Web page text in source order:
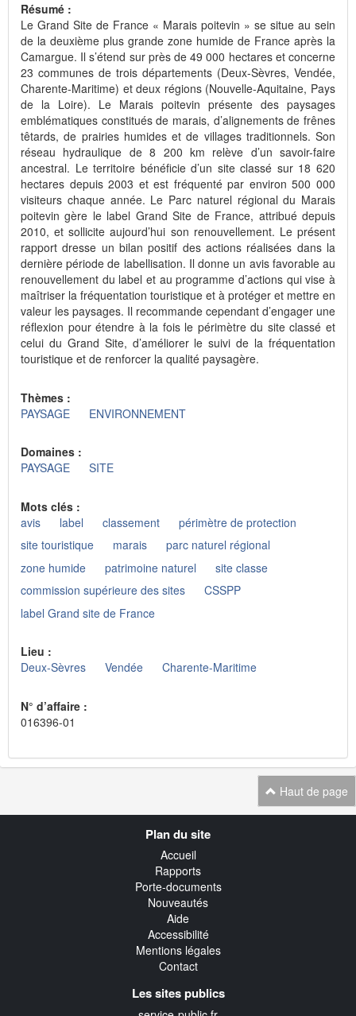
Résumé :
Le Grand Site de France « Marais poitevin » se situe au sein
de la deuxième plus grande zone humide de France après la
Camargue. Il s’étend sur près de 49 000 hectares et concerne
23 communes de trois départements (Deux-Sèvres, Vendée,
Charente-Maritime) et deux régions (Nouvelle-Aquitaine, Pays
de la Loire). Le Marais poitevin présente des paysages
emblématiques constitués de marais, d’alignements de frênes
têtards, de prairies humides et de villages traditionnels. Son
réseau hydraulique de 8 200 km relève d’un savoir-faire
ancestral. Le territoire bénéficie d’un site classé sur 18 620
hectares depuis 2003 et est fréquenté par environ 500 000
visiteurs chaque année. Le Parc naturel régional du Marais
poitevin gère le label Grand Site de France, attribué depuis
2010, et sollicite aujourd’hui son renouvellement. Le présent
rapport dresse un bilan positif des actions réalisées dans la
dernière période de labellisation. Il donne un avis favorable au
renouvellement du label et au programme d’actions qui vise à
maîtriser la fréquentation touristique et à protéger et mettre en
valeur les paysages. Il recommande cependant d’engager une
réflexion pour étendre à la fois le périmètre du site classé et
celui du Grand Site, d’améliorer le suivi de la fréquentation
touristique et de renforcer la qualité paysagère.
Thèmes :
PAYSAGE
ENVIRONNEMENT
Domaines :
PAYSAGE
SITE
Mots clés :
avis
label classement
périmètre de protection
site touristique
marais
parc naturel régional
zone humide
patrimoine naturel
site classe
commission supérieure des sites
CSSPP
label Grand site de France
Lieu :
Deux-Sèvres
Vendée Charente-Maritime
N° d’affaire :
016396-01
Haut de page
Plan du site
Accueil
Rapports
Porte-documents
Nouveautés
Aide
Accessibilité
Mentions légales
Contact
Les sites publics